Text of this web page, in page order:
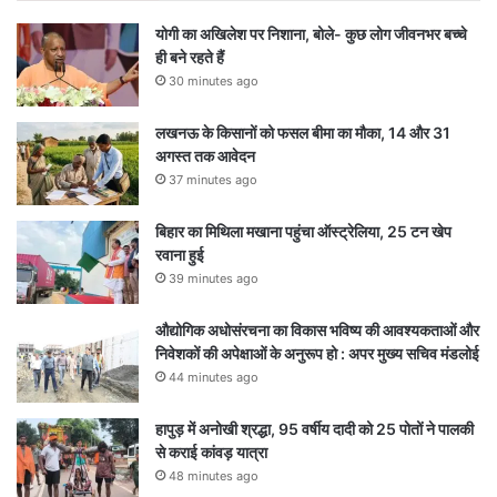
योगी का अखिलेश पर निशाना, बोले- कुछ लोग जीवनभर बच्चे
ही बने रहते हैं
30 minutes ago
लखनऊ के किसानों को फसल बीमा का मौका, 14 और 31
अगस्त तक आवेदन
37 minutes ago
बिहार का मिथिला मखाना पहुंचा ऑस्ट्रेलिया, 25 टन खेप
रवाना हुई
39 minutes ago
औद्योगिक अधोसंरचना का विकास भविष्य की आवश्यकताओं और
निवेशकों की अपेक्षाओं के अनुरूप हो : अपर मुख्य सचिव मंडलोई
44 minutes ago
हापुड़ में अनोखी श्रद्धा, 95 वर्षीय दादी को 25 पोतों ने पालकी
से कराई कांवड़ यात्रा
48 minutes ago